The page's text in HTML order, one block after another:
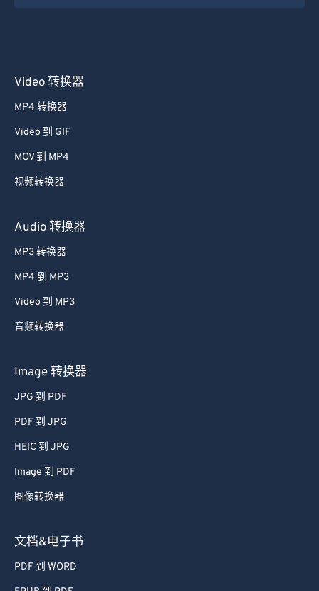
Video 转换器
MP4 转换器
Video 到 GIF
MOV 到 MP4
视频转换器
Audio 转换器
MP3 转换器
MP4 到 MP3
Video 到 MP3
音频转换器
Image 转换器
JPG 到 PDF
PDF 到 JPG
HEIC 到 JPG
Image 到 PDF
图像转换器
文档&电子书
PDF 到 WORD